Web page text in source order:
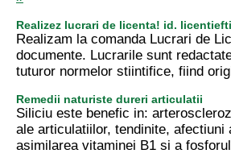
Realizez lucrari de licenta! id.
Realizam la comanda Lucrari de
documente. Lucrarile sunt
tuturor normelor stiintifice, fiind
Remedii naturiste dureri articulatii
Siliciu este benefic in:
ale articulatiilor, tendinite,
asimilarea vitaminei B1 si a